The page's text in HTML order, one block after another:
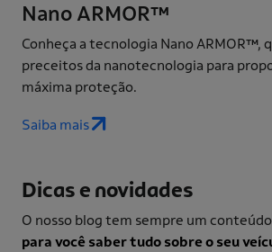
Nano ARMOR​™
Conheça a tecnologia Nano ARMOR​™,
preceitos da nanotecnologia para
máxima proteção.
Saiba mais
Dicas e novidades
O nosso blog tem sempre um
para você saber tudo sobre o seu